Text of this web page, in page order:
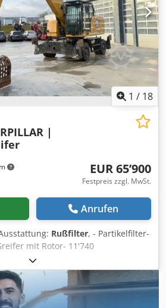
1 / 18
|
EUR 65’900
Festpreis zzgl. MwSt.
Anrufen
Rußfilter, - Partikelfilter-
mit Rotor- 11'740
Cedpfx Aey Srd Eog Ierf